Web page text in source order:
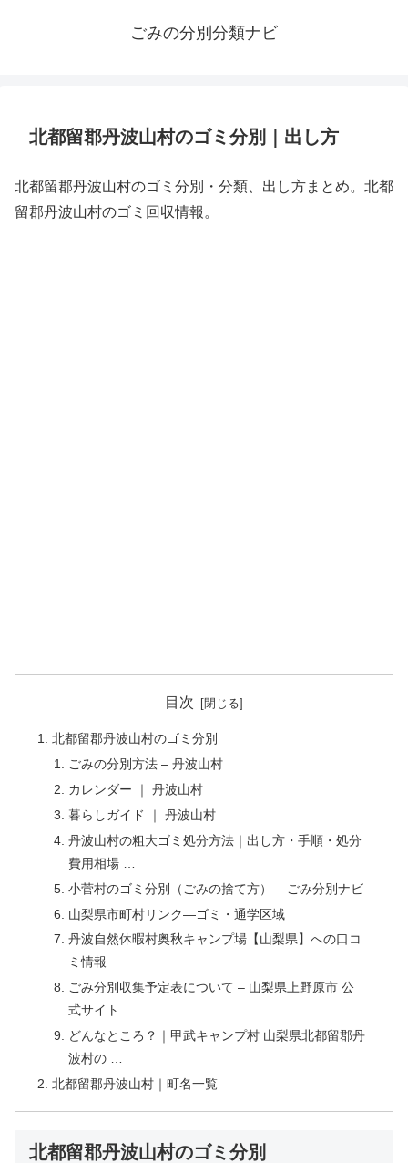
ごみの分別分類ナビ
北都留郡丹波山村のゴミ分別｜出し方
北都留郡丹波山村のゴミ分別・分類、出し方まとめ。北都
留郡丹波山村のゴミ回収情報。
目次
北都留郡丹波山村のゴミ分別
ごみの分別方法 – 丹波山村
カレンダー ｜ 丹波山村
暮らしガイド ｜ 丹波山村
丹波山村の粗大ゴミ処分方法｜出し方・手順・処分
費用相場 …
小菅村のゴミ分別（ごみの捨て方） – ごみ分別ナビ
山梨県市町村リンク—ゴミ・通学区域
丹波自然休暇村奥秋キャンプ場【山梨県】への口コ
ミ情報
ごみ分別収集予定表について – 山梨県上野原市 公
式サイト
どんなところ？｜甲武キャンプ村 山梨県北都留郡丹
波村の …
北都留郡丹波山村｜町名一覧
北都留郡丹波山村のゴミ分別